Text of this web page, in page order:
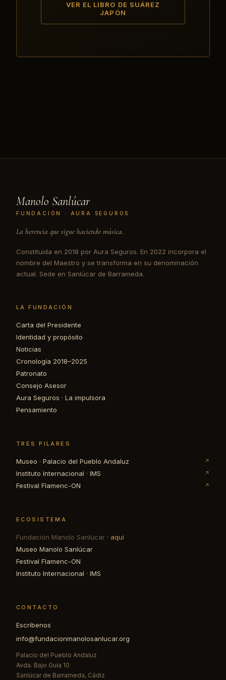
VER EL LIBRO DE SUÁREZ
JAPÓN
Manolo Sanlúcar
FUNDACIÓN · AURA SEGUROS
La herencia que sigue haciendo música.
Constituida en 2018 por Aura Seguros. En 2022 incorpora el
nombre del Maestro y se transforma en su denominación
actual. Sede en Sanlúcar de Barrameda.
LA FUNDACIÓN
Carta del Presidente
Identidad y propósito
Noticias
Cronología 2018–2025
Patronato
Consejo Asesor
Aura Seguros · La impulsora
Pensamiento
TRES PILARES
Museo · Palacio del Pueblo Andaluz ↗
Instituto Internacional · IMS ↗
Festival Flamenc-ON ↗
ECOSISTEMA
Fundación Manolo Sanlúcar · aquí
Museo Manolo Sanlúcar
Festival Flamenc-ON
Instituto Internacional · IMS
CONTACTO
Escríbenos
info@fundacionmanolosanlucar.org
Palacio del Pueblo Andaluz
Avda. Bajo Guía 10
Sanlúcar de Barrameda, Cádiz